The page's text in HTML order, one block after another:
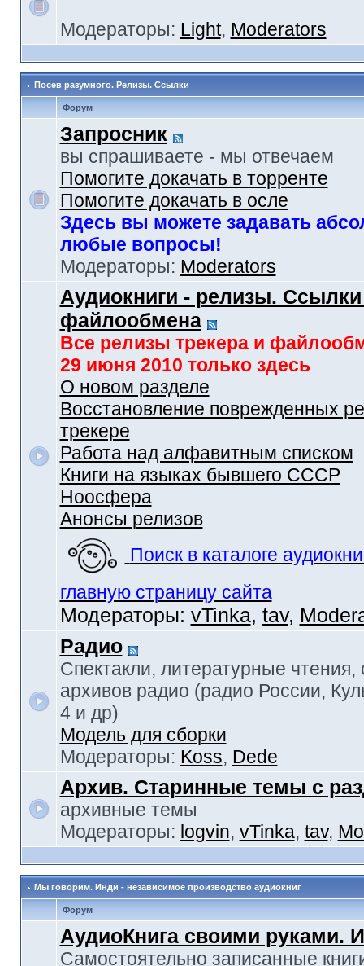
Модераторы: Light, Moderators
Посев разумного. Релизы. Ссылки
Форум
Запросник
вы спрашиваете - мы отвечаем
Помогите докачать в торренте
Помогите докачать в осле
Здесь вы можете задавать
любые вопросы!
Модераторы: Moderators
Аудиокниги - релизы. Ссылки
файлообмена
Все релизы трекера и
29 июня 2010 только здесь
О новом разделе
Восстановление поврежденных
трекере
Работа над алфавитным списком
Книги на языках бывшего СССР
Ноосфера
Анонсы релизов
Поиск в каталоге
главную страницу сайта
Модераторы: vTinka, tav,
Радио
Спектакли, литературные
архивов радио (радио России,
4 и др)
Модель для сборки
Модераторы: Koss, Dede
Архив. Старинные темы с
архивные темы
Модераторы: logvin, vTinka, tav,
Мы говорим. Инди - независимое производство аудиокниг
Форум
АудиоКнига своими руками.
Самостоятельно записанные